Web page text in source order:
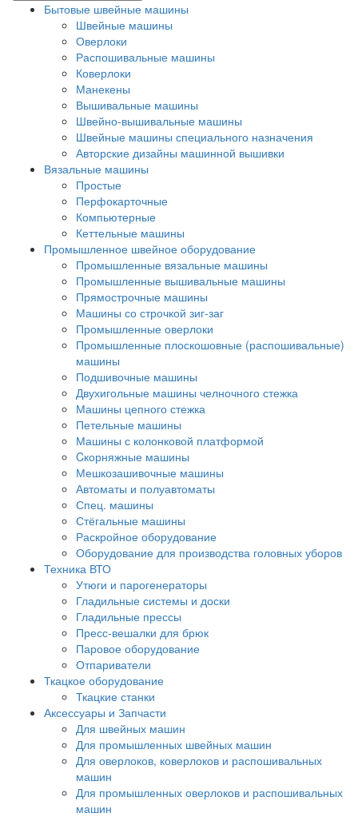
Бытовые швейные машины
Швейные машины
Оверлоки
Распошивальные машины
Коверлоки
Манекены
Вышивальные машины
Швейно-вышивальные машины
Швейные машины специального назначения
Авторские дизайны машинной вышивки
Вязальные машины
Простые
Перфокарточные
Компьютерные
Кеттельные машины
Промышленное швейное оборудование
Промышленные вязальные машины
Промышленные вышивальные машины
Прямострочные машины
Машины со строчкой зиг-заг
Промышленные оверлоки
Промышленные плоскошовные (распошивальные)
машины
Подшивочные машины
Двухигольные машины челночного стежка
Машины цепного стежка
Петельные машины
Машины с колонковой платформой
Cкорняжные машины
Мешкозашивочные машины
Автоматы и полуавтоматы
Спец. машины
Стёгальные машины
Раскройное оборудование
Оборудование для производства головных уборов
Техника ВТО
Утюги и парогенераторы
Гладильные системы и доски
Гладильные прессы
Пресс-вешалки для брюк
Паровое оборудование
Отпариватели
Ткацкое оборудование
Ткацкие станки
Аксессуары и Запчасти
Для швейных машин
Для промышленных швейных машин
Для оверлоков, коверлоков и распошивальных
машин
Для промышленных оверлоков и распошивальных
машин